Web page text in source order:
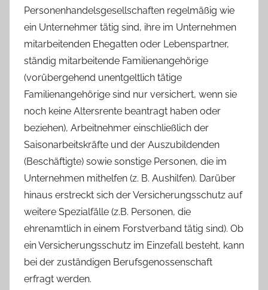
Personenhandelsgesellschaften regelmäßig wie
ein Unternehmer tätig sind, ihre im Unternehmen
mitarbeitenden Ehegatten oder Lebenspartner,
ständig mitarbeitende Familienangehörige
(vorübergehend unentgeltlich tätige
Familienangehörige sind nur versichert, wenn sie
noch keine Altersrente beantragt haben oder
beziehen), Arbeitnehmer einschließlich der
Saisonarbeitskräfte und der Auszubildenden
(Beschäftigte) sowie sonstige Personen, die im
Unternehmen mithelfen (z. B. Aushilfen). Darüber
hinaus erstreckt sich der Versicherungsschutz auf
weitere Spezialfälle (z.B. Personen, die
ehrenamtlich in einem Forstverband tätig sind). Ob
ein Versicherungsschutz im Einzefall besteht, kann
bei der zuständigen Berufsgenossenschaft
erfragt werden.